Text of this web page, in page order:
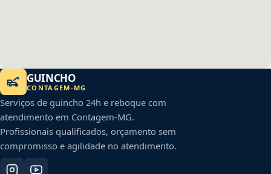
GUINCHO
CONTAGEM-MG
Serviços de guincho 24h e reboque com
atendimento em Contagem-MG.
Profissionais qualificados, orçamento sem
compromisso e agilidade no atendimento.